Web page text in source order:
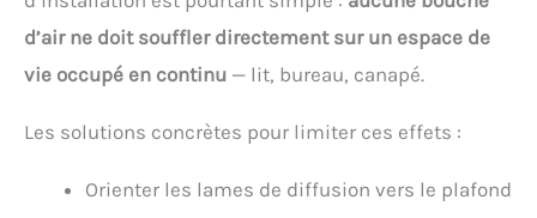
d’air ne doit souffler directement sur un espace de
vie occupé en continu — lit, bureau, canapé.
Les solutions concrètes pour limiter ces effets :
Orienter les lames de diffusion vers le plafond